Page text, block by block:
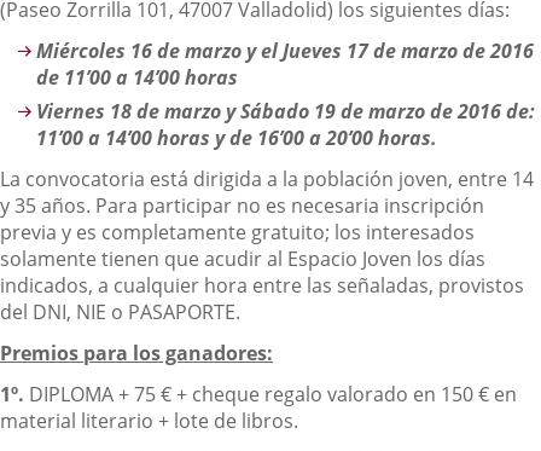
(Paseo Zorrilla 101, 47007 Valladolid) los siguientes días:
Miércoles 16 de marzo y el Jueves 17 de marzo de 2016
de 11’00 a 14’00 horas
Viernes 18 de marzo y Sábado 19 de marzo de 2016 de:
11’00 a 14’00 horas y de 16’00 a 20’00 horas.
La convocatoria está dirigida a la población joven, entre 14
y 35 años. Para participar no es necesaria inscripción
previa y es completamente gratuito; los interesados
solamente tienen que acudir al Espacio Joven los días
indicados, a cualquier hora entre las señaladas, provistos
del DNI, NIE o PASAPORTE.
Premios para los ganadores:
1º. DIPLOMA + 75 € + cheque regalo valorado en 150 € en
material literario + lote de libros.